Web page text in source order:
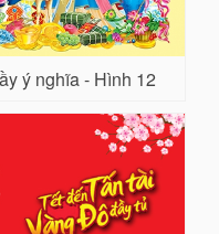
ý nghĩa - Hình 12